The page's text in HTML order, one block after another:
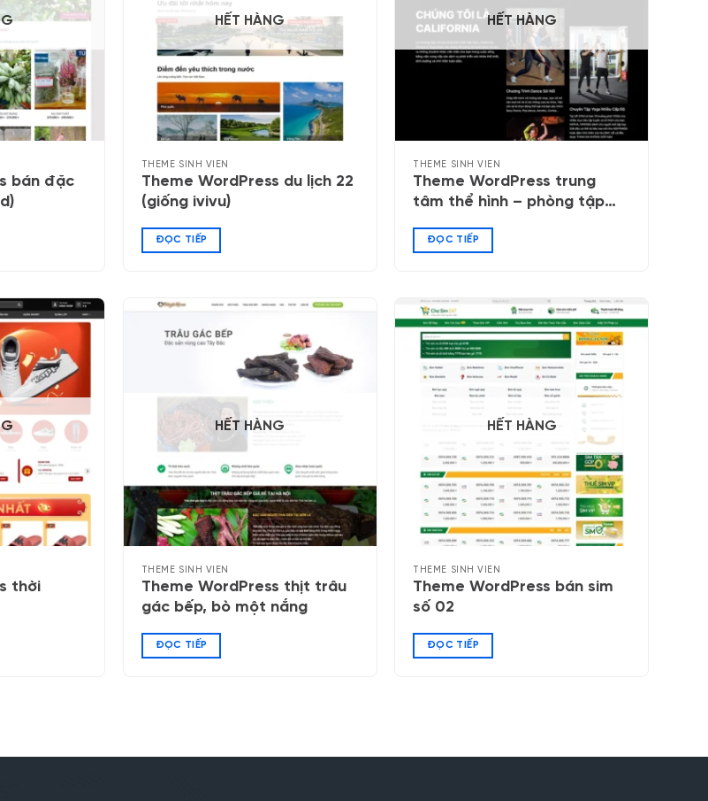
bán đặc
HẾT HÀNG
THEME SINH VIÊN
Theme WordPress du lịch 22
(giống ivivu)
ĐỌC TIẾP
HẾT HÀNG
THEME SINH VIÊN
Theme WordPress trung
tâm thể hình – phòng tập
ĐỌC TIẾP
thời
HẾT HÀNG
THEME SINH VIÊN
Theme WordPress thịt trâu
gác bếp, bò một nắng
ĐỌC TIẾP
HẾT HÀNG
THEME SINH VIÊN
Theme WordPress bán sim
số 02
ĐỌC TIẾP